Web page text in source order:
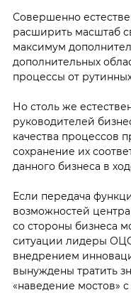
Совершенно
расширить масштаб
максимум
дополнительных
процессы от
Но столь же
руководителей
качества процессов
сохранение их
данного бизнеса в
Если передача
возможностей
со стороны бизнеса
ситуации лидеры ОЦО
внедрением
вынуждены тратить
«наведение мостов»